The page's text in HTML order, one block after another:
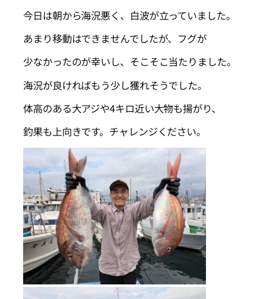
今日は朝から海況悪く、白波が立っていました。
あまり移動はできませんでしたが、フグが
少なかったのが幸いし、そこそこ当たりました。
海況が良ければもう少し獲れそうでした。
体高のある大アジや4キロ近い大物も揚がり、
釣果も上向きです。チャレンジください。